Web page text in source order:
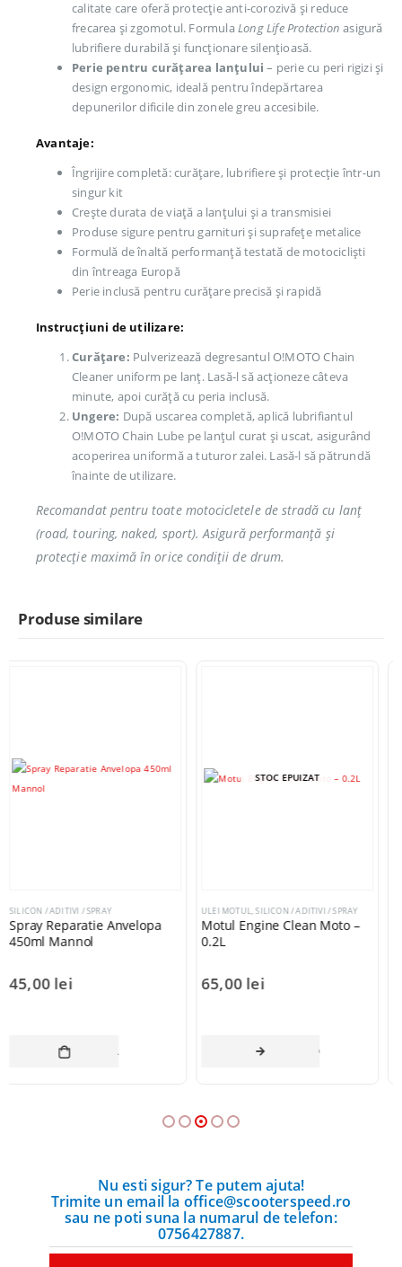
calitate care oferă protecție anti-corozivă și reduce
frecarea și zgomotul. Formula Long Life Protection asigură
lubrifiere durabilă și funcționare silențioasă.
Perie pentru curățarea lanțului – perie cu peri rigizi și
design ergonomic, ideală pentru îndepărtarea
depunerilor dificile din zonele greu accesibile.
Avantaje:
Îngrijire completă: curățare, lubrifiere și protecție într-un
singur kit
Crește durata de viață a lanțului și a transmisiei
Produse sigure pentru garnituri și suprafețe metalice
Formulă de înaltă performanță testată de motocicliști
din întreaga Europă
Perie inclusă pentru curățare precisă și rapidă
Instrucțiuni de utilizare:
Curățare: Pulverizează degresantul O!MOTO Chain
Cleaner uniform pe lanț. Lasă-l să acționeze câteva
minute, apoi curăță cu peria inclusă.
Ungere: După uscarea completă, aplică lubrifiantul
O!MOTO Chain Lube pe lanțul curat și uscat, asigurând
acoperirea uniformă a tuturor zalei. Lasă-l să pătrundă
înainte de utilizare.
Recomandat pentru toate motocicletele de stradă cu lanț
(road, touring, naked, sport). Asigură performanță și
protecție maximă în orice condiții de drum.
Produse similare
STOC EPUIZAT
ULEI MOTUL,SILICON / ADITIVI / SPRAY
Motul Engine Clean Moto –
0.2L
65,00lei
SILICON / ADITIVI / SPRAY
Spray Motul C2+ Chain Lube
Road+ (DE) – 0.4L
68,00lei
ADAUGĂ ÎN COȘ
Nu esti sigur? Te putem ajuta!
Trimite un email la office@scooterspeed.ro
sau ne poti suna la numarul de telefon:
0756427887.